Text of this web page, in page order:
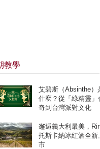
教學
艾碧斯（Absinthe）是
什麼？從「綠精靈」
奇到台灣派對文化
邂逅義大利最美，Rirò
托斯卡納冰紅酒全新
市